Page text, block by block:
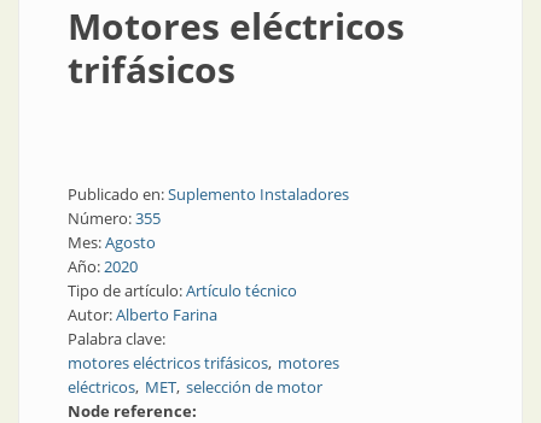
Motores eléctricos
trifásicos
Publicado en:Suplemento Instaladores
Número:355
Mes:Agosto
Año:2020
Tipo de artículo:Artículo técnico
Autor:Alberto Farina
Palabra clave:
motores eléctricos trifásicos motores
eléctricos MET selección de motor
Node reference: